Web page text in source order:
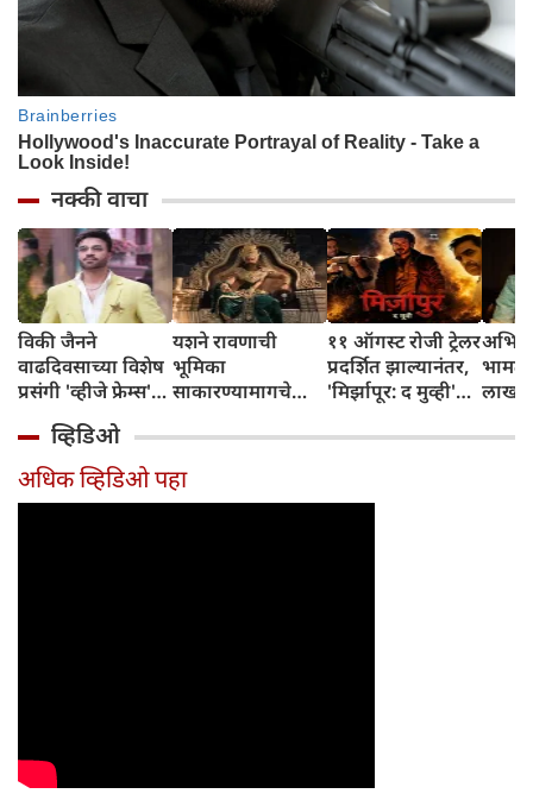
नक्की वाचा
विकी जैनने
वाढदिवसाच्या विशेष
प्रसंगी 'व्हीजे फ्रेम्स'
हाऊसची भव्य
सुरुवात केली
यशने रावणाची
भूमिका
साकारण्यामागचे
११ ऑगस्ट रोजी ट्रेलर
प्रदर्शित झाल्यानंतर,
'मिर्झापूर: द मुव्ही'
प्रमोशन करणार
व्हिडिओ
अधिक व्हिडिओ पहा